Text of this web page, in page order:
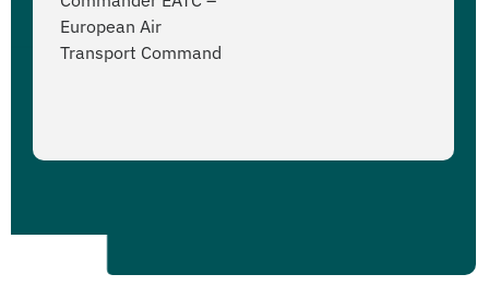
European Air
Transport Command